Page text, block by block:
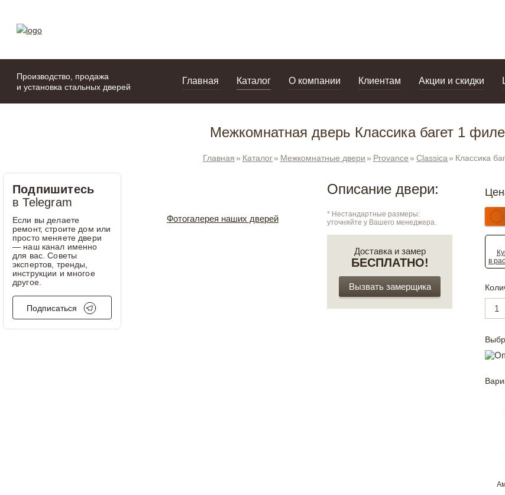
Подпишитесь
в Telegram
Если вы делаете
ремонт, строите дом или
просто меняете двери
— наш канал именно
для вас. Советы
экспертов, тренды,
инструкции и многое
другое.
Подписаться
Производство, продажа
и установка стальных дверей
Главная Каталог О компании Клиентам Акции и скидки
Межкомнатная дверь Классика багет 1
Главная Каталог Межкомнатные двери Provance Classica Классика
Фотогалерея наших дверей
в
Описание двери:
* Нестандартные размеры:
уточняйте у Вашего менеджера.
Доставка и замер
БЕСПЛАТНО!
Вызвать замерщика